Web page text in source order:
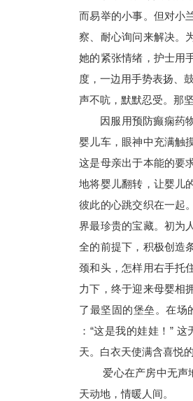
而易举的小事。但对小
察、耐心询问来解决。
她的紧张情绪，护士用
度，一边用手势表扬、
声不吭，默默忍受。那
因服用预防癫痫药
婴儿车，眼神中充满触
这是母亲出于本能的要
地将婴儿翻转，让婴儿
彼此的心跳交织在一起
界最珍贵的宝藏。初为
全的前提下，积极创造
颈和头，怎样用右手托
力下，终于迎来母婴相
了最坚固的堡垒。在场
：“这是我的娃娃！”
天。白衣天使满含喜悦
爱心在产房中无声
天动地，情暖人间。